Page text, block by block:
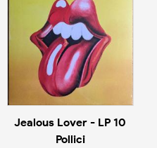
Jealous Lover - LP 10
Pollici